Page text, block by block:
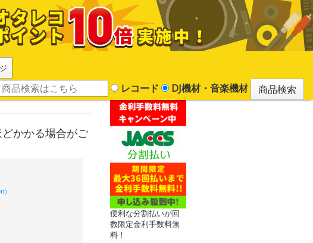
レコード DJ機材・音楽機材
便利な分割払いが回
数限定金利手数料無
料！
かかる場合がご
）